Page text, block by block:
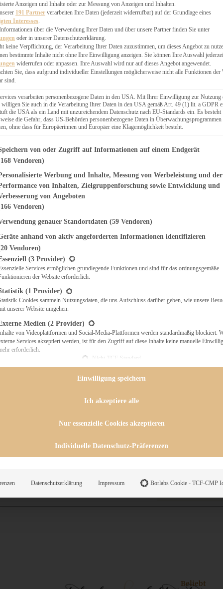
& QUICHES
Beliebt
Anzeigen und Inhalte oder zur Messung von Anzeigen und Inhalten.
191 Partner verarbeiten Ihre Daten (jederzeit widerrufbar) auf der Grundlage eines
Interesses.
über die Verwendung Ihrer Daten und über unsere Partner finden Sie unter
oder in unserer Datenschutzerklärung.
keine Verpflichtung, der Verarbeitung Ihrer Daten zuzustimmen, um dieses Angebot zu
bestimmte Inhalte nicht ohne Ihre Einwilligung anzeigen. Sie können Ihre Auswahl
widerrufen oder anpassen. Ihre Auswahl wird nur auf dieses Angebot angewendet.
Sie, dass aufgrund individueller Einstellungen möglicherweise nicht alle Funktionen der
sind.
verarbeiten personenbezogene Daten in den USA. Mit Ihrer Einwilligung zur Nutzung
willigen Sie auch in die Verarbeitung Ihrer Daten in den USA gemäß Art. 49 (1) lit. a GDPR
die USA als ein Land mit unzureichendem Datenschutz nach EU-Standards ein. Es besteht
die Gefahr, dass US-Behörden personenbezogene Daten in Überwachungsprogrammen
ohne dass für Europäerinnen und Europäer eine Klagemöglichkeit besteht.
finden Sie eine Liste der Zwecke des IAB Transparency and
von oder Zugriff auf Informationen auf einem Endgerät
Vendoren)
Werbung und Inhalte, Messung von Werbeleistung und der
von Inhalten, Zielgruppenforschung sowie Entwicklung und
von Angeboten
Vendoren)
genauer Standortdaten (59 Vendoren)
anhand von aktiv angeforderten Informationen identifizieren
Vendoren)
eine Liste der Service-Gruppen, für die eine Einwilligung erteilt werden
(3 Provider)
Services ermöglichen grundlegende Funktionen und sind für das ordnungsgemäße
der Website erforderlich.
(1 Provider)
Cookies sammeln Nutzungsdaten, die uns Aufschluss darüber geben, wie unsere
unserer Website umgehen.
Medien (2 Provider)
von Videoplattformen und Social-Media-Plattformen werden standardmäßig blockiert.
Services akzeptiert werden, ist für den Zugriff auf diese Inhalte keine manuelle
erforderlich.
Nicht-TCF-Standard
Einwilligung speichern
Ich akzeptiere alle
Nur essenzielle Cookies akzeptieren
Individuelle Datenschutz-Präferenzen
Datenschutzerklärung Impressum Borlabs Cookie - TCF-CMP